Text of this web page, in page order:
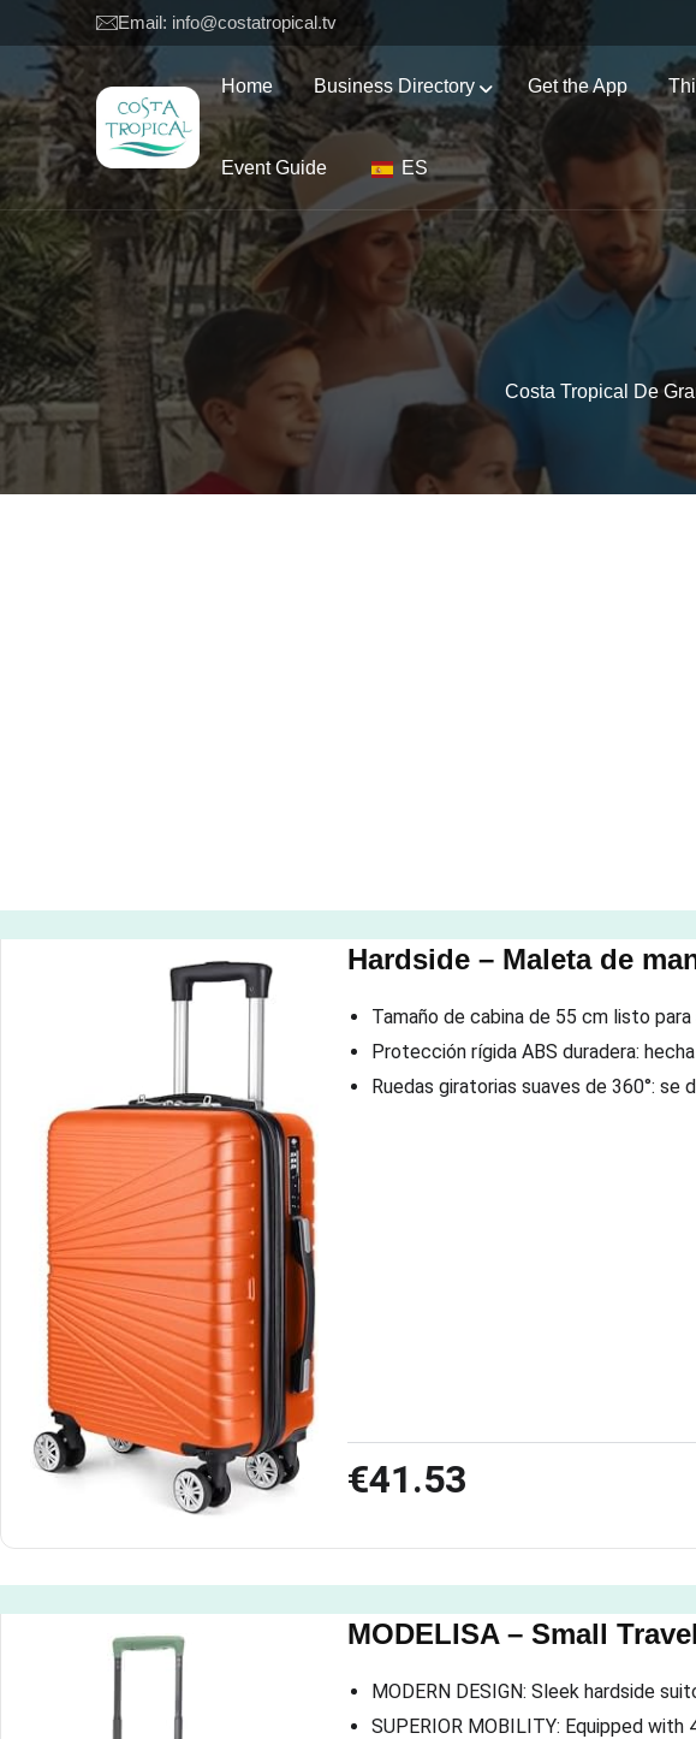
Email: info@costatropical.tv
Home Business Directory Get the App
Event Guide ES
Costa Tropical De
Hardside – Maleta de
Tamaño de cabina de 55 cm listo
Protección rígida ABS duradera:
Ruedas giratorias suaves de 360°:
€41.53
MODELISA – Small
MODERN DESIGN: Sleek hardside
SUPERIOR MOBILITY: Equipped